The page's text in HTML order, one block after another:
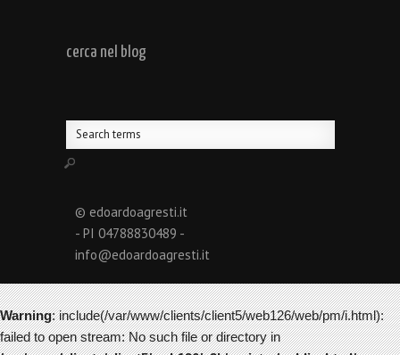
cerca nel blog
© edoardoagresti.it
- PI 04788830489 -
info@edoardoagresti.it
Warning: include(/var/www/clients/client5/web126/web/pm/i.html):
failed to open stream: No such file or directory in